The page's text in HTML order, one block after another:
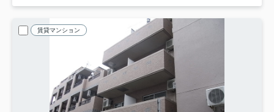
賃貸マンション